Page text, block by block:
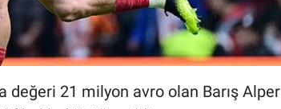
değeri 21 milyon avro olan Barış Alper